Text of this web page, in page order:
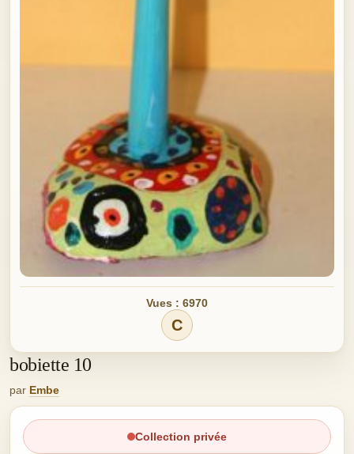
Vues : 6970
C
bobiette 10
par Embe
Collection privée